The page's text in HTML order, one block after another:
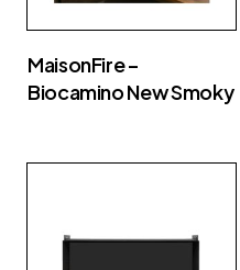
MaisonFire –
Biocamino New Smoky